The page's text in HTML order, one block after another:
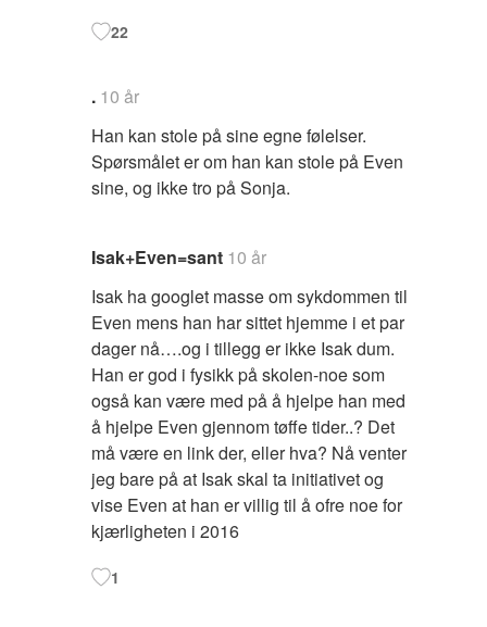
22
. 10 år
Han kan stole på sine egne følelser.
Spørsmålet er om han kan stole på Even
sine, og ikke tro på Sonja.
Isak+Even=sant 10 år
Isak ha googlet masse om sykdommen til
Even mens han har sittet hjemme i et par
dager nå….og i tillegg er ikke Isak dum.
Han er god i fysikk på skolen-noe som
også kan være med på å hjelpe han med
å hjelpe Even gjennom tøffe tider..? Det
må være en link der, eller hva? Nå venter
jeg bare på at Isak skal ta initiativet og
vise Even at han er villig til å ofre noe for
kjærligheten i 2016
1